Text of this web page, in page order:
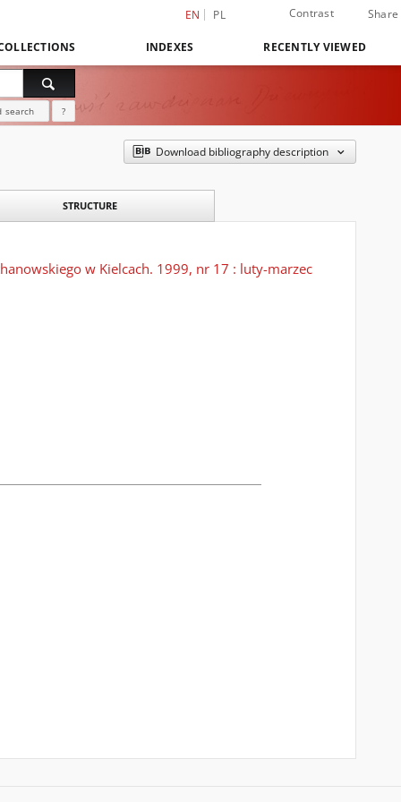
EN PL Contrast Share
INDEXES RECENTLY VIEWED
search ?
Download bibliography description
STRUCTURE
w Kielcach. 1999, nr 17 : luty-marzec